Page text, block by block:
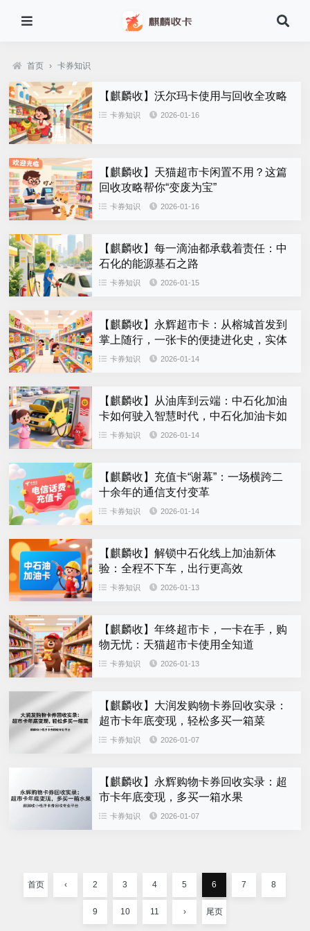
首页 › 卡券知识
【麒麟收】沃尔玛卡使用与回收全攻略
卡券知识 2026-01-16
【麒麟收】天猫超市卡闲置不用？这篇
回收攻略帮你“变废为宝”
卡券知识 2026-01-16
【麒麟收】每一滴油都承载着责任：中
石化的能源基石之路
卡券知识 2026-01-15
【麒麟收】永辉超市卡：从榕城首发到
掌上随行，一张卡的便捷进化史，实体
卡闲置如何回收？
卡券知识 2026-01-14
【麒麟收】从油库到云端：中石化加油
卡如何驶入智慧时代，中石化加油卡如
何合理回收。
卡券知识 2026-01-14
【麒麟收】充值卡“谢幕”：一场横跨二
十余年的通信支付变革
卡券知识 2026-01-14
【麒麟收】解锁中石化线上加油新体
验：全程不下车，出行更高效
卡券知识 2026-01-13
【麒麟收】年终超市卡，一卡在手，购
物无忧：天猫超市卡使用全知道
卡券知识 2026-01-13
【麒麟收】大润发购物卡券回收实录：
超市卡年底变现，轻松多买一箱菜
卡券知识 2026-01-07
【麒麟收】永辉购物卡券回收实录：超
市卡年底变现，多买一箱水果
卡券知识 2026-01-07
首页 ‹ 2 3 4 5 6 7 8
9 10 11 › 尾页